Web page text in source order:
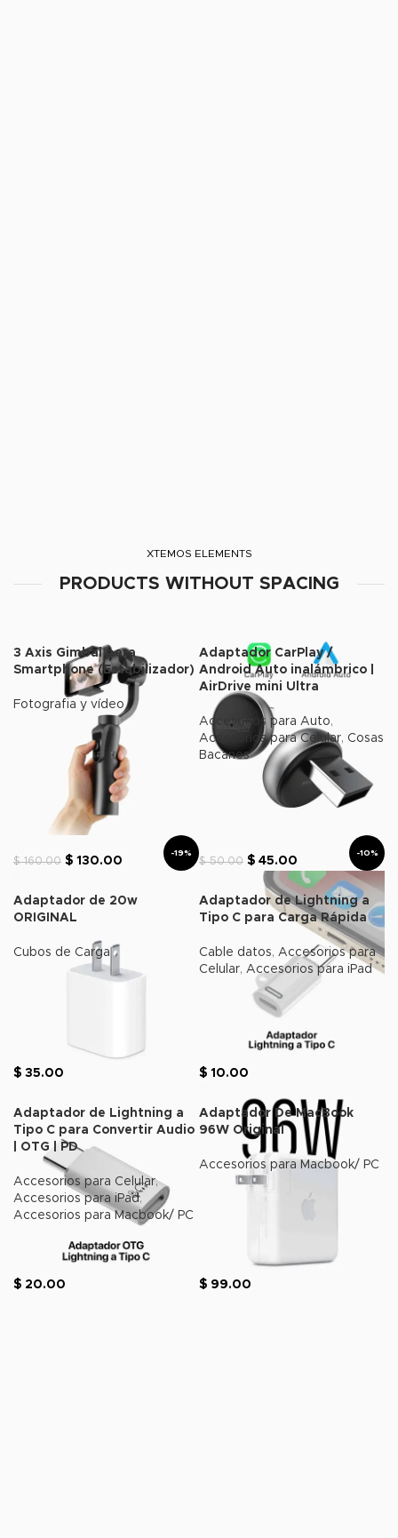
XTEMOS ELEMENTS
PRODUCTS WITHOUT SPACING
-19%
3 Axis Gimbal para
Smartphone (Estabilizador)
Fotografia y vídeo
$160.00 $ 130.00
-10%
Adaptador CarPlay /
Android Auto inalámbrico |
AirDrive mini Ultra
Accesorios para Auto,
Accesorios para Celular, Cosas
Bacanes
$50.00 $ 45.00
Adaptador de 20w
ORIGINAL
Cubos de Carga
$ 35.00
Adaptador de Lightning a
Tipo C para Carga Rápida
Cable datos, Accesorios para
Celular, Accesorios para iPad
$ 10.00
Adaptador de Lightning a
Tipo C para Convertir Audio
| OTG | PD
Accesorios para Celular,
Accesorios para iPad,
Accesorios para Macbook/ PC
$ 20.00
Adaptador De MacBook
96W Original
Accesorios para Macbook/ PC
$ 99.00